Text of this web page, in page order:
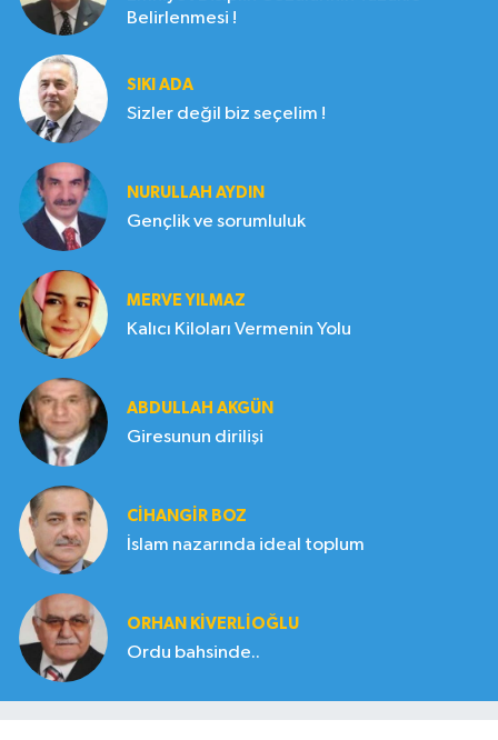
Belirlenmesi !
SIKI ADA
Sizler değil biz seçelim !
NURULLAH AYDIN
Gençlik ve sorumluluk
MERVE YILMAZ
Kalıcı Kiloları Vermenin Yolu
ABDULLAH AKGÜN
Giresunun dirilişi
CIHANGIR BOZ
İslam nazarında ideal toplum
ORHAN KIVERLIOĞLU
Ordu bahsinde..